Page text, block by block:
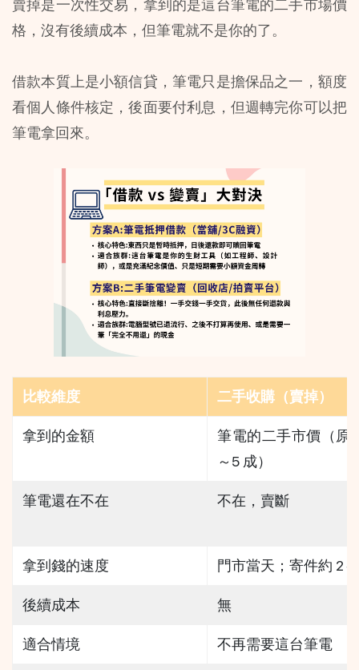
賣掉是一次性交易，拿到的是這台筆電的二手市場價
格，沒有後續成本，但筆電就不是你的了。
借款本質上是小額信貸，筆電只是擔保品之一，額度
看個人條件核定，後面要付利息，但週轉完你可以把
筆電拿回來。
比較維度 二手收購（賣掉）
拿到的金額
筆電的二手市價（原
～5 成）
筆電還在不在 不在，賣斷
拿到錢的速度 門市當天；寄件約 2
後續成本 無
適合情境 不再需要這台筆電